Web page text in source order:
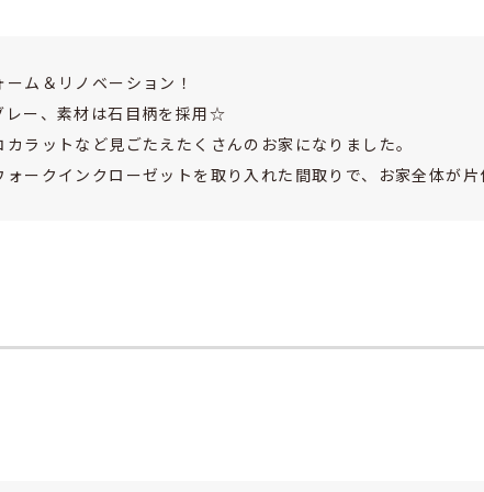
ム＆リノベーション！
レー、素材は石目柄を採用☆
ラットなど見ごたえたくさんのお家になりました。
ークインクローゼットを取り入れた間取りで、お家全体が片